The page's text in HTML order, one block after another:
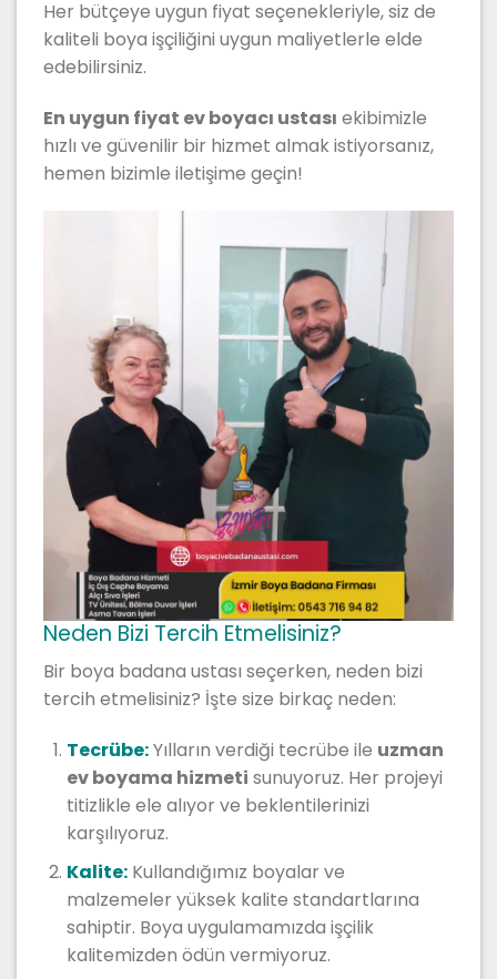
Her bütçeye uygun fiyat seçenekleriyle, siz de
kaliteli boya işçiliğini uygun maliyetlerle elde
edebilirsiniz.
En uygun fiyat ev boyacı ustası ekibimizle
hızlı ve güvenilir bir hizmet almak istiyorsanız,
hemen bizimle iletişime geçin!
Neden Bizi Tercih Etmelisiniz?
Bir boya badana ustası seçerken, neden bizi
tercih etmelisiniz? İşte size birkaç neden:
Tecrübe:Yılların verdiği tecrübe ile uzman
ev boyama hizmeti sunuyoruz. Her projeyi
titizlikle ele alıyor ve beklentilerinizi
karşılıyoruz.
Kalite:Kullandığımız boyalar ve
malzemeler yüksek kalite standartlarına
sahiptir. Boya uygulamamızda işçilik
kalitemizden ödün vermiyoruz.